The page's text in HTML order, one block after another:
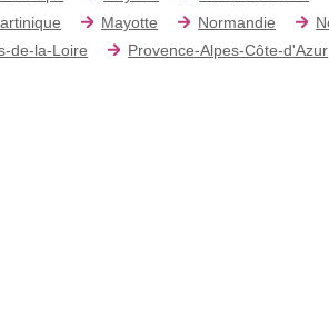
Mayotte Normandie
de-la-Loire Provence-Alpes-Côte-d'Azur